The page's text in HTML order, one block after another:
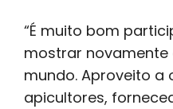
“É muito bom
mostrar novamente
mundo. Aproveito
apicultores,